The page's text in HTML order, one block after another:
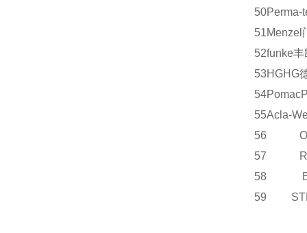
50Perma-
51Menzel
52funke丰
53HGHG
54Pomac
55Acla-
56
57
58
59